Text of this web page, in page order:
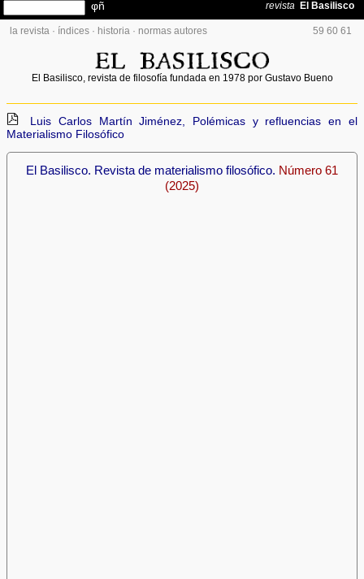
la revista · índices · historia · normas autores 59 60 61
El Basilisco, revista de filosofía fundada en 1978 por Gustavo Bueno
Luis Carlos Martín Jiménez, Polémicas y refluencias en el
Materialismo Filosófico
El Basilisco. Revista de materialismo filosófico. Número 61
(2025)